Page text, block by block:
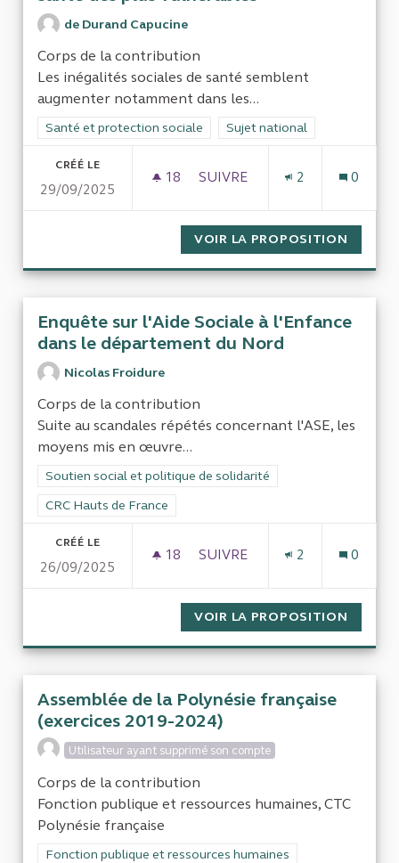
de Durand Capucine
Corps de la contribution
Les inégalités sociales de santé semblent
augmenter notamment dans les...
Filtrer les résultats de la catégorie : Santé et protection
Santé et protection sociale Filtrer les résultats pour le
Sujet national
CRÉÉ LE
29/09/2025
18 18 ABONNÉS
SUIVRE
2 0
VOIR LA PROPOSITION
Enquête sur l'Aide Sociale à l'Enfance
dans le département du Nord
Nicolas Froidure
Corps de la contribution
Suite au scandales répétés concernant l'ASE, les
moyens mis en œuvre...
Filtrer les résultats de la catégorie : Soutien social et
Soutien social et politique de solidarité
Filtrer les résultats pour le secteur : CRC Hauts de France
CRC Hauts de France
CRÉÉ LE
26/09/2025
18 18 ABONNÉS
SUIVRE
2 0
VOIR LA PROPOSITION
Assemblée de la Polynésie française
(exercices 2019-2024)
Utilisateur ayant supprimé son compte
Corps de la contribution
Fonction publique et ressources humaines, CTC
Polynésie française
Filtrer les résultats de la catégorie : Fonction publique et
Fonction publique et ressources humaines